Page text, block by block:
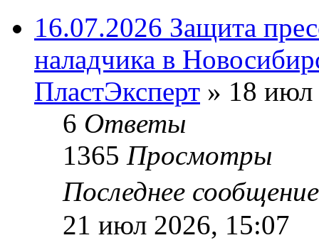
16.07.2026 Защита
наладчика в
ПластЭксперт » 18 июл
6 Ответы
1365 Просмотры
Последнее
21 июл 2026, 15:07